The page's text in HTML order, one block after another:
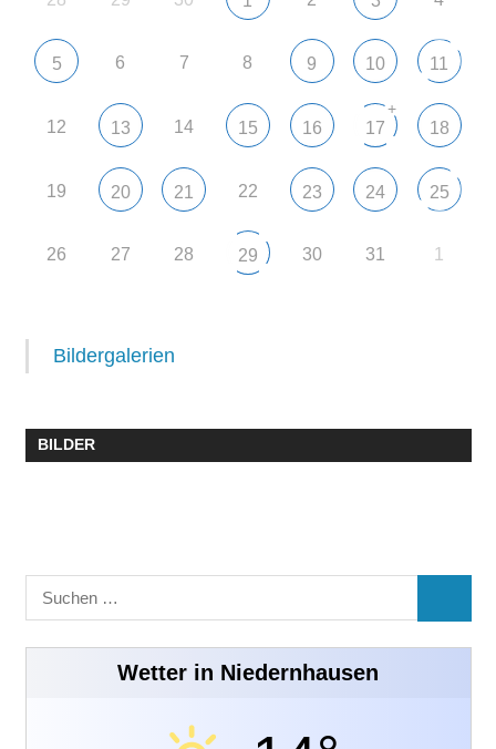
5 6 7 8 9 10 11
12 13 14 15 16 17
+
18
19 20 21 22 23 24 25
26 27 28 29 30 31 1
Bildergalerien
BILDER
Suchen
nach:
Wetter in Niedernhausen